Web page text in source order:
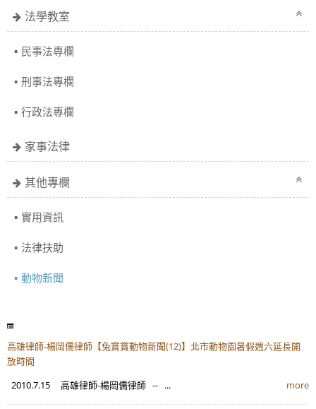
法學教室
民事法專欄
刑事法專欄
行政法專欄
家事法律
其他專欄
實用資訊
法律扶助
動物新聞
高雄律師-楊岡儒律師【兔寶寶動物新聞(12)】北市動物園暑假週六延長開
放時間
2010.7.15 高雄律師-楊岡儒律師 -- ...
more